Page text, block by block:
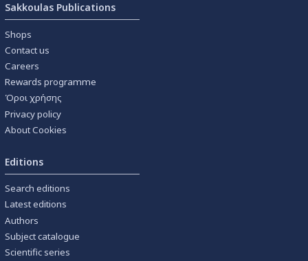
Sakkoulas Publications
Shops
Contact us
Careers
Rewards programme
Όροι χρήσης
Privacy policy
About Cookies
Editions
Search editions
Latest editions
Authors
Subject catalogue
Scientific series